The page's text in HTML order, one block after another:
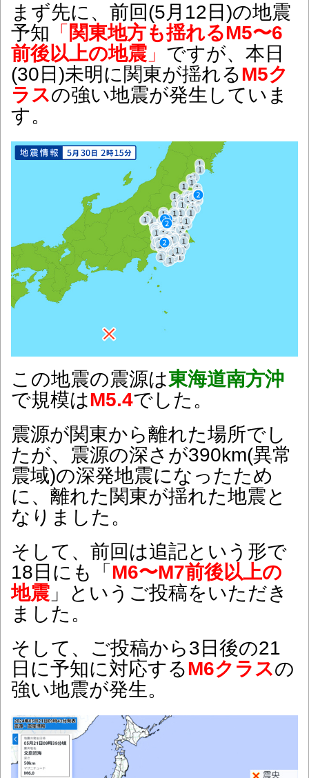
まず先に、前回(5月12日)の地震
予知 「 関東地方も揺れるM5〜6
前後以上の地震 」 ですが、本日
(30日)未明に関東が揺れるM5ク
ラスの強い地震が発生していま
す。
この地震の震源は東海道南方沖
で規模はM5.4でした。
震源が関東から離れた場所でし
たが、震源の深さが390km(異常
震域)の深発地震になったため
に、離れた関東が揺れた地震と
なりました。
そして、前回は追記という形で
18日にも「 M6〜M7前後以上の
地震 」というご投稿をいただき
ました。
そして、ご投稿から3日後の21
日に予知に対応するM6クラスの
強い地震が発生。